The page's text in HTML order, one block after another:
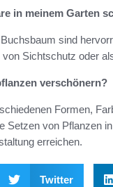
in meinem Garten
sind
Sichtschutz oder
verschönern?
Formen,
Setzen von Pflanzen
erreichen.
Twitter